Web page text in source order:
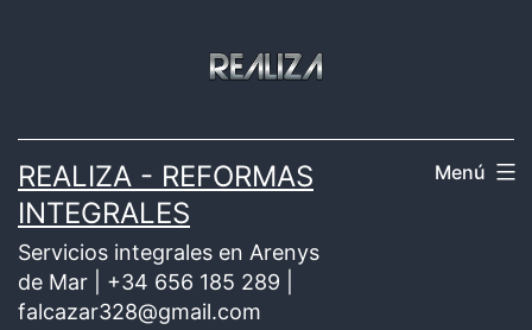
REALIZA - REFORMAS
INTEGRALES
Servicios integrales en Arenys
de Mar | +34 656 185 289 |
falcazar328@gmail.com
Menú